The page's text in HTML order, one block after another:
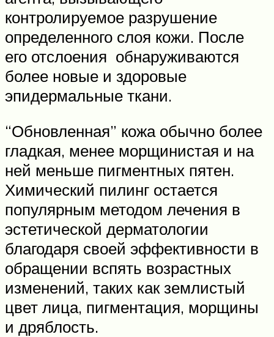
контролируемое разрушение
определенного слоя кожи. После
его отслоения обнаруживаются
более новые и здоровые
эпидермальные ткани.
“Обновленная” кожа обычно более
гладкая, менее морщинистая и на
ней меньше пигментных пятен.
Химический пилинг остается
популярным методом лечения в
эстетической дерматологии
благодаря своей эффективности в
обращении вспять возрастных
изменений, таких как землистый
цвет лица, пигментация, морщины
и дряблость.